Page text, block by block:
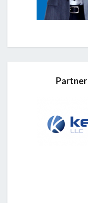
Partner